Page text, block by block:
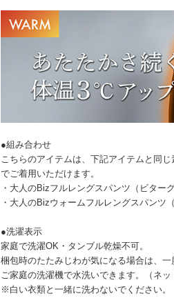
●組み合わせ
こちらのアイテムは、下記アイテムと同
でご着用いただけます。
・大人のBizフルレングスパンツ（ビターグ
・大人のBizウォームフルレングスパンツ
●洗濯表示
家庭で洗濯OK・タンブル乾燥不可。
梱包時のたたみじわが気になる場合は、一
ご家庭の洗濯機で水洗いできます。（ネッ
※白い衣類と一緒に洗わないでください。